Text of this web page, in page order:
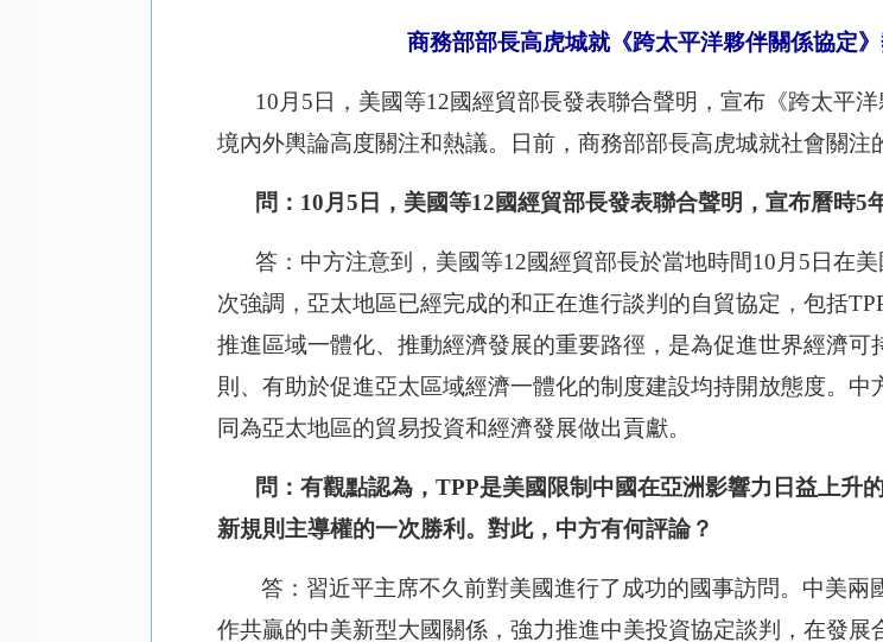
商務部部長高虎城就《跨太平洋夥伴關係協定
10月5日，美國等12國經貿部長發表聯合聲明，宣布《跨太平
境內外輿論高度關注和熱議。日前，商務部部長高虎城就社會關注
問： 10月5日，美國等12國經貿部長發表聯合聲明，宣布曆時5
答：中方注意到，美國等12國經貿部長於當地時間10月5日在
次強調，亞太地區已經完成的和正在進行談判的自貿協定，包括
推進區域一體化、推動經濟發展的重要路徑，是為促進世界經濟
則、有助於促進亞太區域經濟一體化的制度建設均持開放態度。
同為亞太地區的貿易投資和經濟發展做出貢獻。
問：有觀點認為， TPP是美國限制中國在亞洲影響力日益上升
新規則主導權的一次勝利。對此，中方有何評論？
答：習近平主席不久前對美國進行了成功的國事訪問。中美
作共贏的中美新型大國關係，強力推進中美投資協定談判，在發